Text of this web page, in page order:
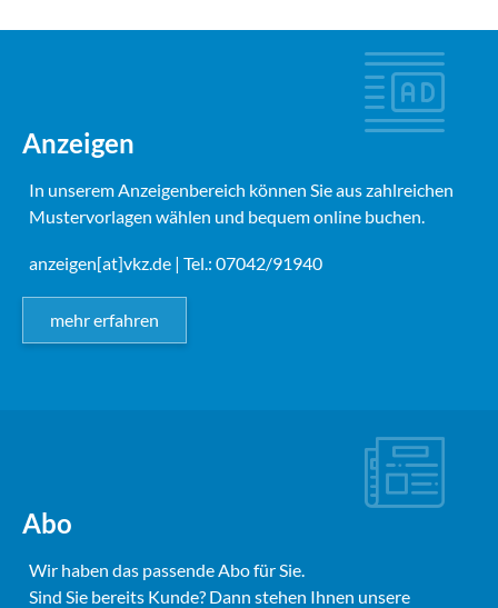
Anzeigen
In unserem Anzeigenbereich können Sie aus zahlreichen
Mustervorlagen wählen und bequem online buchen.
anzeigen[at]vkz.de | Tel.: 07042/91940
mehr erfahren
Abo
Wir haben das passende Abo für Sie.
Sind Sie bereits Kunde? Dann stehen Ihnen unsere